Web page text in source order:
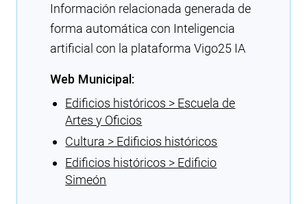
Información relacionada generada de
forma automática con Inteligencia
artificial con la plataforma Vigo25 IA
Web Municipal:
Edificios históricos > Escuela de
Artes y Oficios
Cultura > Edificios históricos
Edificios históricos > Edificio
Simeón